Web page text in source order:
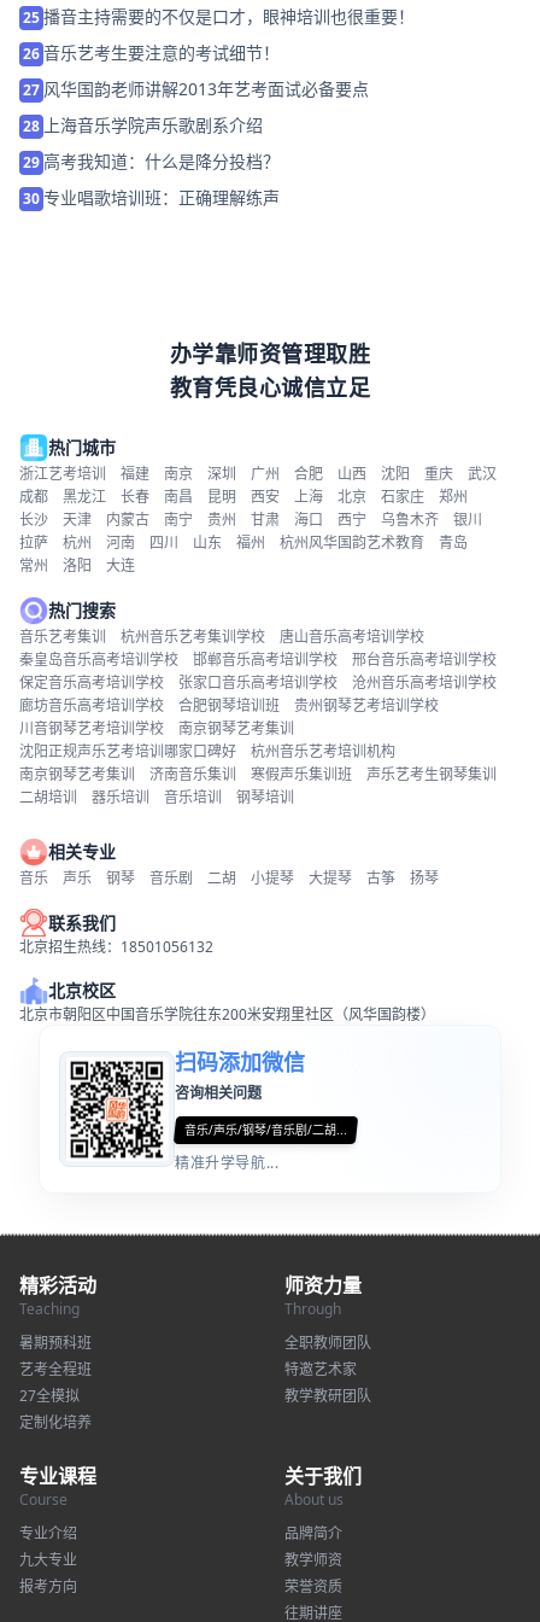
25播音主持需要的不仅是口才，眼神培训也很重要！
26音乐艺考生要注意的考试细节！
27 风华国韵老师讲解2013年艺考面试必备要点
28 上海音乐学院声乐歌剧系介绍
29高考我知道：什么是降分投档？
30专业唱歌培训班：正确理解练声
办学靠师资管理取胜
教育凭良心诚信立足
热门城市
浙江艺考培训 福建 南京 深圳 广州 合肥 山西 沈阳 重庆
武汉
成都
黑龙江 长春 南昌 昆明 西安 上海 北京 石家庄
郑州
长沙
天津 内蒙古 南宁 贵州 甘肃 海口 西宁 乌鲁木齐
银川
拉萨
杭州 河南 四川 山东 福州 杭州风华国韵艺术教育
青岛
常州
洛阳 大连
热门搜索
音乐艺考集训 杭州音乐艺考集训学校
唐山音乐高考培训学校
秦皇岛音乐高考培训学校
邯郸音乐高考培训学校
邢台音乐高考培训学校
保定音乐高考培训学校
张家口音乐高考培训学校
沧州音乐高考培训学校
廊坊音乐高考培训学校
合肥钢琴培训班
贵州钢琴艺考培训学校
川音钢琴艺考培训学校
南京钢琴艺考集训
沈阳正规声乐艺考培训哪家口碑好
杭州音乐艺考培训机构
南京钢琴艺考集训
济南音乐集训 寒假声乐集训班
声乐艺考生钢琴集训
二胡培训
器乐培训 音乐培训 钢琴培训
相关专业
音乐 声乐 钢琴 音乐剧 二胡 小提琴 大提琴 古筝 扬琴
联系我们
北京招生热线：18501056132
北京校区
北京市朝阳区中国音乐学院往东200米安翔里社区（风华国韵楼）
扫码添加微信
咨询相关问题
音乐/声乐/钢琴/音乐剧/二胡...
精准升学导航...
精彩活动
Teaching
暑期预科班
艺考全程班
27全模拟
定制化培养
师资力量
Through
全职教师团队
特邀艺术家
教学教研团队
专业课程
Course
专业介绍
九大专业
报考方向
关于我们
About us
品牌简介
教学师资
荣誉资质
往期讲座